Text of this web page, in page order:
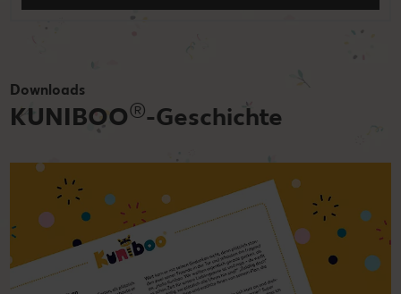
Downloads
KUNIBOO®-Geschichte